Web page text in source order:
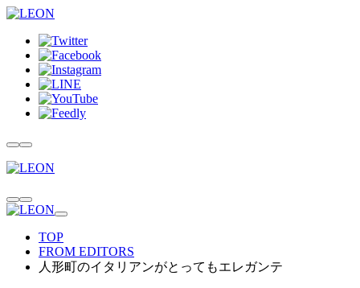
TOP
FROM EDITORS
人形町のイタリアンがとってもエレガンテ